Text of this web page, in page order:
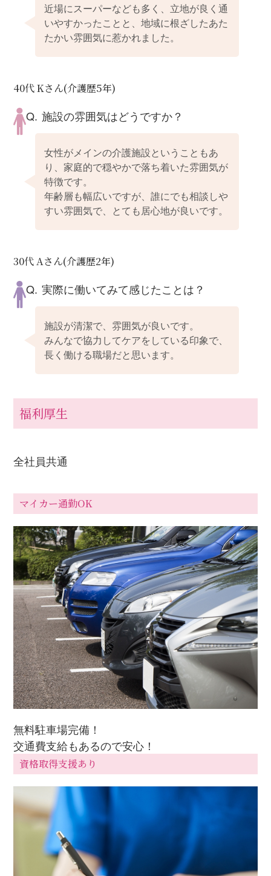
近場にスーパーなども多く、立地が良く通
いやすかったことと、地域に根ざしたあた
たかい雰囲気に惹かれました。
40代 Kさん(介護歴5年)
施設の雰囲気はどうですか？
女性がメインの介護施設ということもあ
り、家庭的で穏やかで落ち着いた雰囲気が
特徴です。
年齢層も幅広いですが、誰にでも相談しや
すい雰囲気で、とても居心地が良いです。
30代 Aさん(介護歴2年)
実際に働いてみて感じたことは？
施設が清潔で、雰囲気が良いです。
みんなで協力してケアをしている印象で、
長く働ける職場だと思います。
福利厚生
全社員共通
マイカー通勤OK
無料駐車場完備！
交通費支給もあるので安心！
資格取得支援あり